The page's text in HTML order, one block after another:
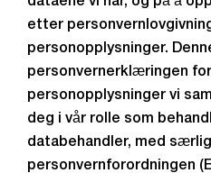
etter
personopplysninger.
personvernerklæringen
personopplysninger vi
deg i vår rolle som
databehandler, med
personvernforordningen